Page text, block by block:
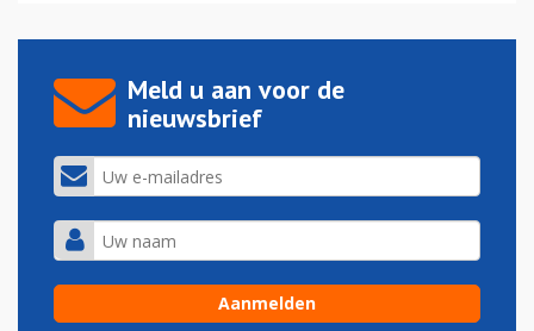
Meld u aan voor de
nieuwsbrief